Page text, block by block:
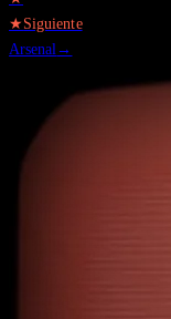
★Siguiente
Arsenal→